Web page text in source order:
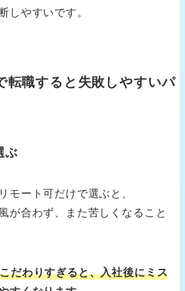
しやすいです。
転職すると失敗しやすいパ
ぶ
モート可だけで選ぶと、
が合わず、また苦しくなること
だわりすぎると、入社後にミス